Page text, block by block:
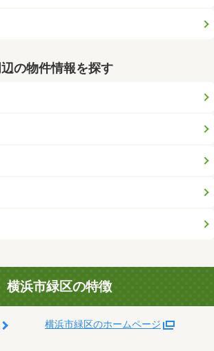
の物件情報を探す
横浜市緑区の特徴
横浜市緑区のホームページ